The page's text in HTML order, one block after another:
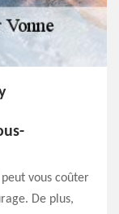
peut vous coûter
De plus,